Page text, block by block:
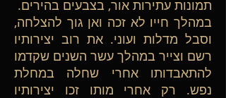
תמונות עתירות אור, בצבעים בהירים.
במהלך חייו לא זכה ואן גוך להצלחה,
וסבל מדלות ועוני. את רוב יצירותיו
רשם וצייר במהלך עשר השנים שקדמו
להתאבדותו אחרי שחלה במחלת
נפש. רק אחרי מותו זכו יצירותיו